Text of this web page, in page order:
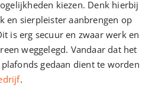
kiezen. Denk hierbij
en sierpleister aanbrengen op
is erg secuur en zwaar werk en
weggelegd. Vandaar dat het
gedaan dient te worden
.